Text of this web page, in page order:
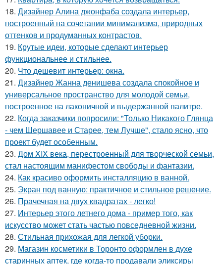
18. Дизайнер Алина джонфаба создала интерьер,
построенный на сочетании минимализма, природных
оттенков и продуманных контрастов.
19. Крутые идеи, которые сделают интерьер
функциональнее и стильнее.
20. Что дешевит интерьер: окна.
21. Дизайнер Жанна денишева создала спокойное и
универсальное пространство для молодой семьи,
построенное на лаконичной и выдержанной палитре.
22. Когда заказчики попросили: "Только Никакого Глянца
- чем Шершавее и Старее, тем Лучше", стало ясно, что
проект будет особенным.
23. Дом XIX века, перестроенный для творческой семьи,
стал настоящим манифестом свободы и фантазии.
24. Как красиво оформить инсталляцию в ванной.
25. Экран под ванную: практичное и стильное решение.
26. Прачечная на двух квадратах - легко!
27. Интерьер этого летнего дома - пример того, как
искусство может стать частью повседневной жизни.
28. Стильная прихожая для легкой уборки.
29. Магазин косметики в Торонто оформлен в духе
старинных аптек, где когда-то продавали эликсиры